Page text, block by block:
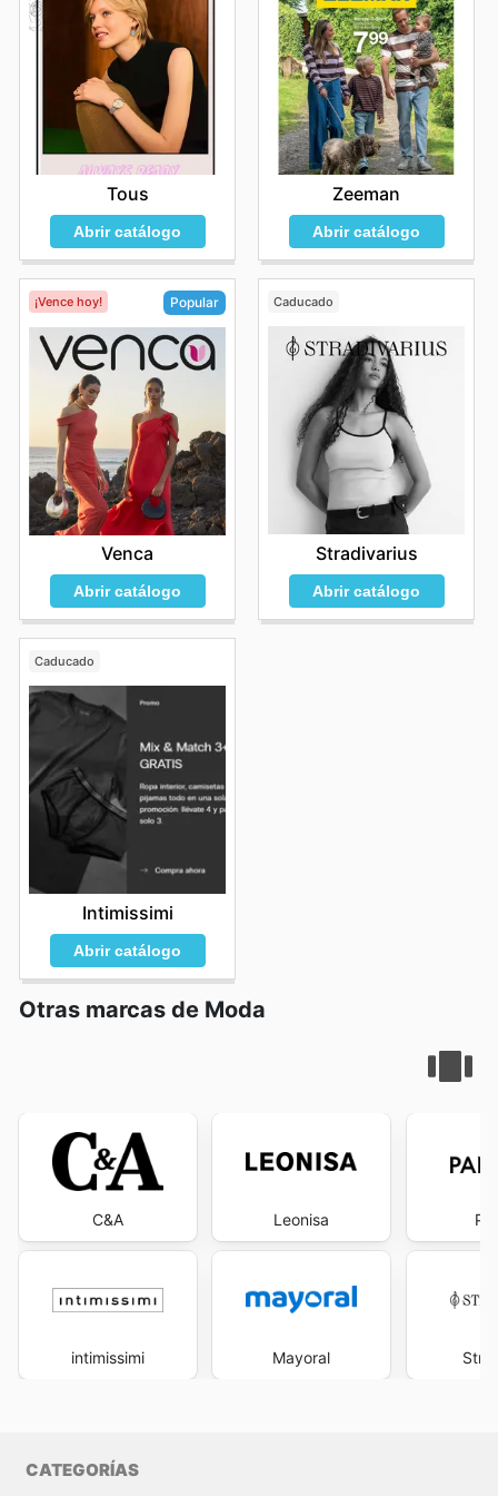
Tous
Abrir catálogo
Zeeman
Abrir catálogo
¡Vence hoy! Popular
Venca
Abrir catálogo
Caducado
Stradivarius
Abrir catálogo
Caducado
Intimissimi
Abrir catálogo
Otras marcas de Moda
C&A
intimissimi
Leonisa
Mayoral
CATEGORÍAS